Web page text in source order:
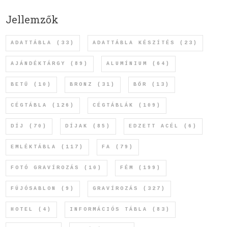
Jellemzők
ADATTÁBLA (33) ADATTÁBLA KÉSZÍTÉS (23)
AJÁNDÉKTÁRGY (89) ALUMÍNIUM (64)
BETŰ (10) BRONZ (31) BŐR (13)
CÉGTÁBLA (126) CÉGTÁBLÁK (109)
DÍJ (70) DÍJAK (85) EDZETT ACÉL (6)
EMLÉKTÁBLA (117) FA (79)
FOTÓ GRAVÍROZÁS (10) FÉM (199)
FÚJÓSABLON (9) GRAVÍROZÁS (327)
HOTEL (4) INFORMÁCIÓS TÁBLA (83)